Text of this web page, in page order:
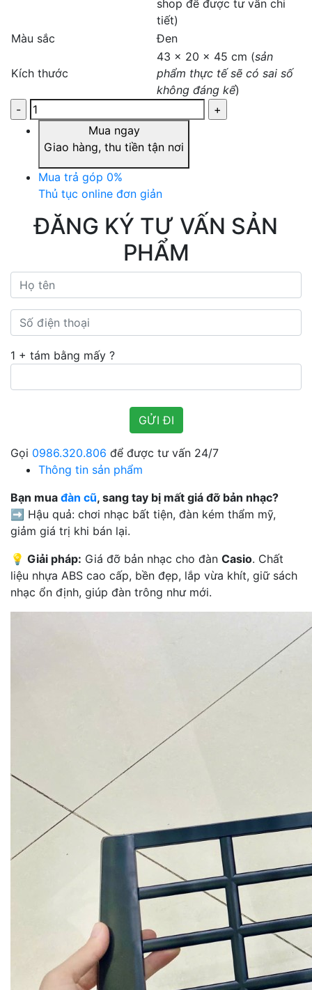
shop để được tư vấn chi
tiết)
Màu sắc
Đen
Kích thước
43 x 20 x 45 cm (sản
phẩm thực tế sẽ có sai số
không đáng kể)
Mua ngay
Giao hàng, thu tiền tận nơi
Mua trả góp 0%
Thủ tục online đơn giản
ĐĂNG KÝ TƯ VẤN SẢN
PHẨM
1 + tám bằng mấy ?
Gọi 0986.320.806 để được tư vấn 24/7
Thông tin sản phẩm
Bạn mua đàn cũ, sang tay bị mất giá đỡ bản nhạc?
➡ Hậu quả: chơi nhạc bất tiện, đàn kém thẩm mỹ,
giảm giá trị khi bán lại.
💡 Giải pháp: Giá đỡ bản nhạc cho đàn Casio. Chất
liệu nhựa ABS cao cấp, bền đẹp, lắp vừa khít, giữ sách
nhạc ổn định, giúp đàn trông như mới.